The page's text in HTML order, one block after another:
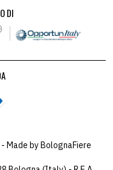
DI
- Made by BolognaFiere